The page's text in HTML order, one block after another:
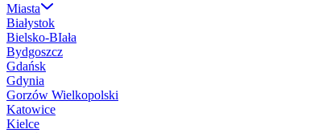
Miasta
Białystok
Bielsko-BIała
Bydgoszcz
Gdańsk
Gdynia
Gorzów Wielkopolski
Katowice
Kielce